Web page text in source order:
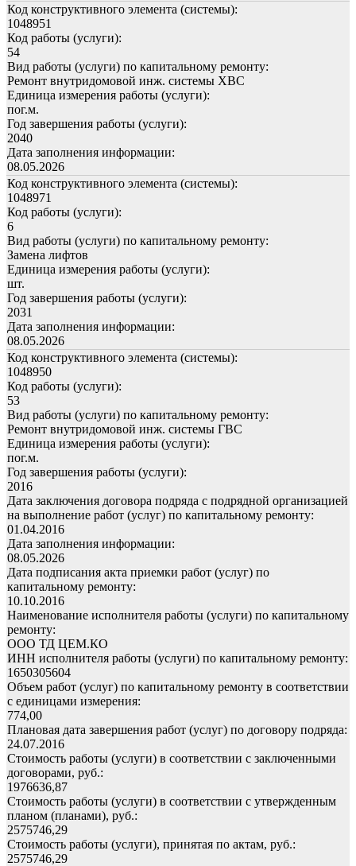
Код конструктивного элемента (системы):
1048951
Код работы (услуги):
54
Вид работы (услуги) по капитальному ремонту:
Ремонт внутридомовой инж. системы ХВС
Единица измерения работы (услуги):
пог.м.
Год завершения работы (услуги):
2040
Дата заполнения информации:
08.05.2026
Код конструктивного элемента (системы):
1048971
Код работы (услуги):
6
Вид работы (услуги) по капитальному ремонту:
Замена лифтов
Единица измерения работы (услуги):
шт.
Год завершения работы (услуги):
2031
Дата заполнения информации:
08.05.2026
Код конструктивного элемента (системы):
1048950
Код работы (услуги):
53
Вид работы (услуги) по капитальному ремонту:
Ремонт внутридомовой инж. системы ГВС
Единица измерения работы (услуги):
пог.м.
Год завершения работы (услуги):
2016
Дата заключения договора подряда с подрядной организацией
на выполнение работ (услуг) по капитальному ремонту:
01.04.2016
Дата заполнения информации:
08.05.2026
Дата подписания акта приемки работ (услуг) по
капитальному ремонту:
10.10.2016
Наименование исполнителя работы (услуги) по капитальному
ремонту:
ООО ТД ЦЕМ.КО
ИНН исполнителя работы (услуги) по капитальному ремонту:
1650305604
Объем работ (услуг) по капитальному ремонту в соответствии
с единицами измерения:
774,00
Плановая дата завершения работ (услуг) по договору подряда:
24.07.2016
Стоимость работы (услуги) в соответствии с заключенными
договорами, руб.:
1976636,87
Стоимость работы (услуги) в соответствии с утвержденным
планом (планами), руб.:
2575746,29
Стоимость работы (услуги), принятая по актам, руб.:
2575746,29